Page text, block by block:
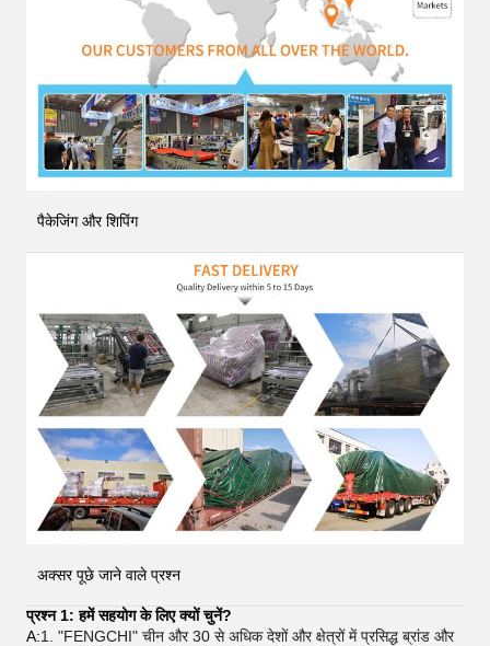
पैकेजिंग और शिपिंग
अक्सर पूछे जाने वाले प्रश्न
प्रश्न 1: हमें सहयोग के लिए क्यों चुनें?
A:1. "FENGCHI" चीन और 30 से अधिक देशों और क्षेत्रों में प्रसिद्ध ब्रांड और